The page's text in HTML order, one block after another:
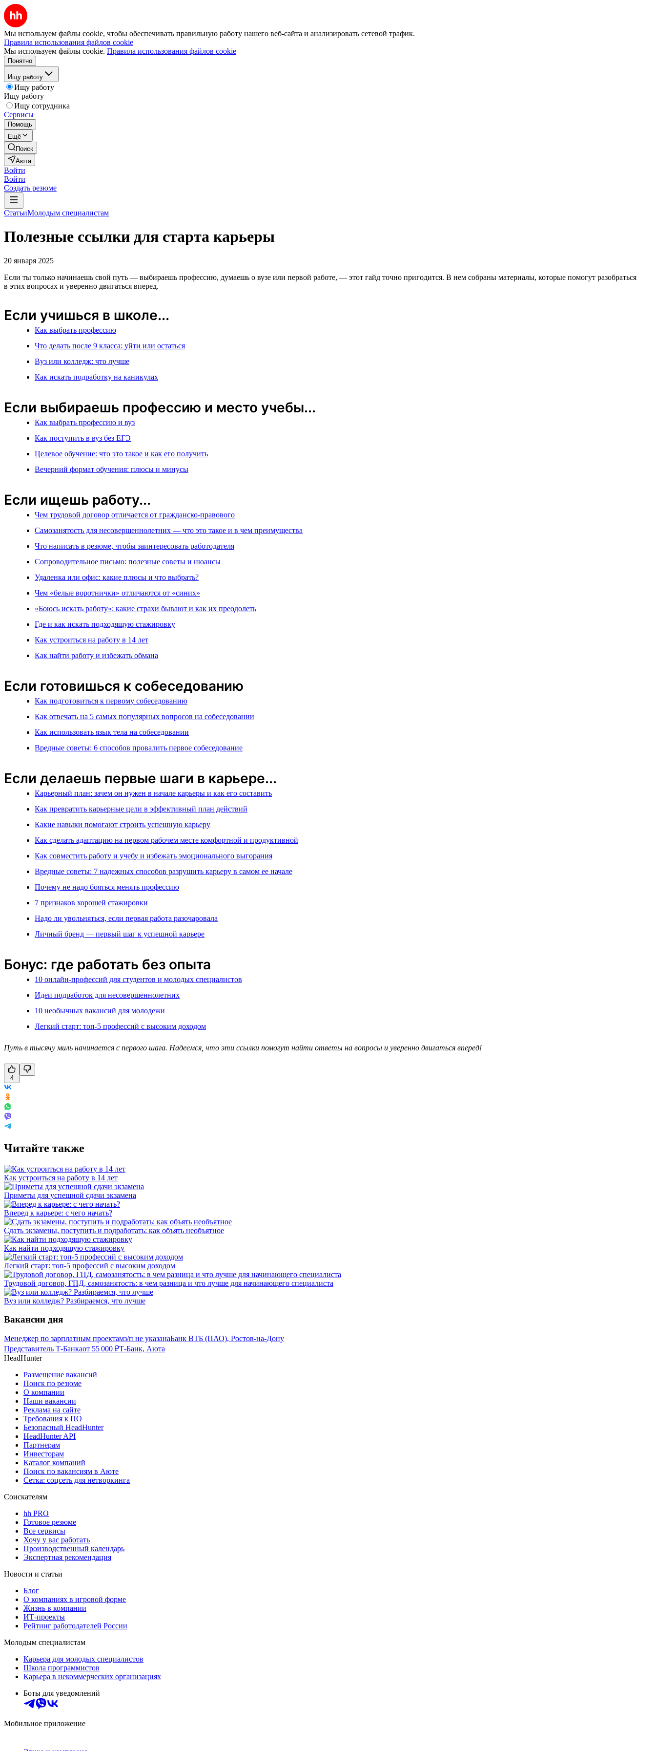
Мы используем файлы cookie, чтобы обеспечивать правильную работу нашего веб-сайта и анализировать сетевой трафик.
Правила использования файлов cookie
Мы используем файлы cookie. Правила использования файлов cookie
Понятно
Ищу работу
Ищу работу
Ищу работу
Ищу сотрудника
Сервисы
Помощь
Ещё
Поиск
Аюта
Войти
Войти
Создать резюме
СтатьиМолодым специалистам
Полезные ссылки для старта карьеры
20 января 2025
Если ты только начинаешь свой путь — выбираешь профессию, думаешь о вузе или первой работе, — этот гайд точно пригодится. В нем собраны материалы, которые помогут разобраться
в этих вопросах и уверенно двигаться вперед.
Если учишься в школе...
Как выбрать профессию
Что делать после 9 класса: уйти или остаться
Вуз или колледж: что лучше
Как искать подработку на каникулах
Если выбираешь профессию и место учебы...
Как выбрать профессию и вуз
Как поступить в вуз без ЕГЭ
Целевое обучение: что это такое и как его получить
Вечерний формат обучения: плюсы и минусы
Если ищешь работу...
Чем трудовой договор отличается от гражданско-правового
Самозанятость для несовершеннолетних — что это такое и в чем преимущества
Что написать в резюме, чтобы заинтересовать работодателя
Сопроводительное письмо: полезные советы и нюансы
Удаленка или офис: какие плюсы и что выбрать?
Чем «белые воротнички» отличаются от «синих»
«Боюсь искать работу»: какие страхи бывают и как их преодолеть
Где и как искать подходящую стажировку
Как устроиться на работу в 14 лет
Как найти работу и избежать обмана
Если готовишься к собеседованию
Как подготовиться к первому собеседованию
Как отвечать на 5 самых популярных вопросов на собеседовании
Как использовать язык тела на собеседовании
Вредные советы: 6 способов провалить первое собеседование
Если делаешь первые шаги в карьере...
Карьерный план: зачем он нужен в начале карьеры и как его составить
Как превратить карьерные цели в эффективный план действий
Какие навыки помогают строить успешную карьеру
Как сделать адаптацию на первом рабочем месте комфортной и продуктивной
Как совместить работу и учебу и избежать эмоционального выгорания
Вредные советы: 7 надежных способов разрушить карьеру в самом ее начале
Почему не надо бояться менять профессию
7 признаков хорошей стажировки
Надо ли увольняться, если первая работа разочаровала
Личный бренд — первый шаг к успешной карьере
Бонус: где работать без опыта
10 онлайн-профессий для студентов и молодых специалистов
Идеи подработок для несовершеннолетних
10 необычных вакансий для молодежи
Легкий старт: топ-5 профессий с высоким доходом
Путь в тысячу миль начинается с первого шага. Надеемся, что эти ссылки помогут найти ответы на вопросы и уверенно двигаться вперед!
4
Читайте также
Как устроиться на работу в 14 лет
Приметы для успешной сдачи экзамена
Вперед к карьере: с чего начать?
Сдать экзамены, поступить и подработать: как объять необъятное
Как найти подходящую стажировку
Легкий старт: топ-5 профессий с высоким доходом
Трудовой договор, ГПД, самозанятость: в чем разница и что лучше для начинающего специалиста
Вуз или колледж? Разбираемся, что лучше
Вакансии дня
Менеджер по зарплатным проектамз/п не указанаБанк ВТБ (ПАО), Ростов-на-Дону
Представитель Т-Банкаот 55 000 ₽Т-Банк, Аюта
HeadHunter
Размещение вакансий
Поиск по резюме
О компании
Наши вакансии
Реклама на сайте
Требования к ПО
Безопасный HeadHunter
HeadHunter API
Партнерам
Инвесторам
Каталог компаний
Поиск по вакансиям в Аюте
Сетка: соцсеть для нетворкинга
Соискателям
hh PRO
Готовое резюме
Все сервисы
Хочу у вас работать
Производственный календарь
Экспертная рекомендация
Новости и статьи
Блог
О компаниях в игровой форме
Жизнь в компании
ИТ-проекты
Рейтинг работодателей России
Молодым специалистам
Карьера для молодых специалистов
Школа программистов
Карьера в некоммерческих организациях
Боты для уведомлений
Мобильное приложение